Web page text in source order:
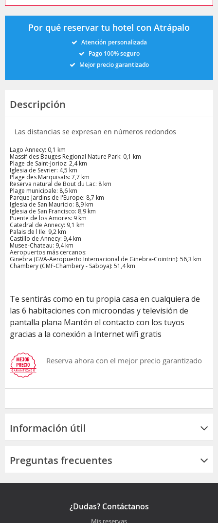
Por qué reservar tu hotel con Atrápalo
Atención personalizada
Pago 100% seguro
Mejor precio garantizado
Descripción
Las distancias se expresan en números redondos
Lago Annecy: 0,1 km
Massif des Bauges Regional Nature Park: 0,1 km
Plage de Saint-Jorioz: 2,4 km
Iglesia de Sevrier: 4,5 km
Plage des Marquisats: 7,7 km
Reserva natural de Bout du Lac: 8 km
Plage municipale: 8,6 km
Parque Jardins de l'Europe: 8,7 km
Iglesia de San Mauricio: 8,9 km
Iglesia de San Francisco: 8,9 km
Puente de los Amores: 9 km
Catedral de Annecy: 9,1 km
Palais de l Ile: 9,2 km
Castillo de Annecy: 9,4 km
Musee-Chateau: 9,4 km
Aeropuertos más cercanos:
Ginebra (GVA-Aeropuerto Internacional de Ginebra-Cointrin): 56,3 km
Chambery (CMF-Chambery - Saboya): 51,4 km
Te sentirás como en tu propia casa en cualquiera de
las 6 habitaciones con microondas y televisión de
pantalla plana Mantén el contacto con los tuyos
gracias a la conexión a Internet wifi gratis
Reserva ahora con el mejor precio garantizado
Información útil
Preguntas frecuentes
¿Dudas? Contáctanos
Mis reservas